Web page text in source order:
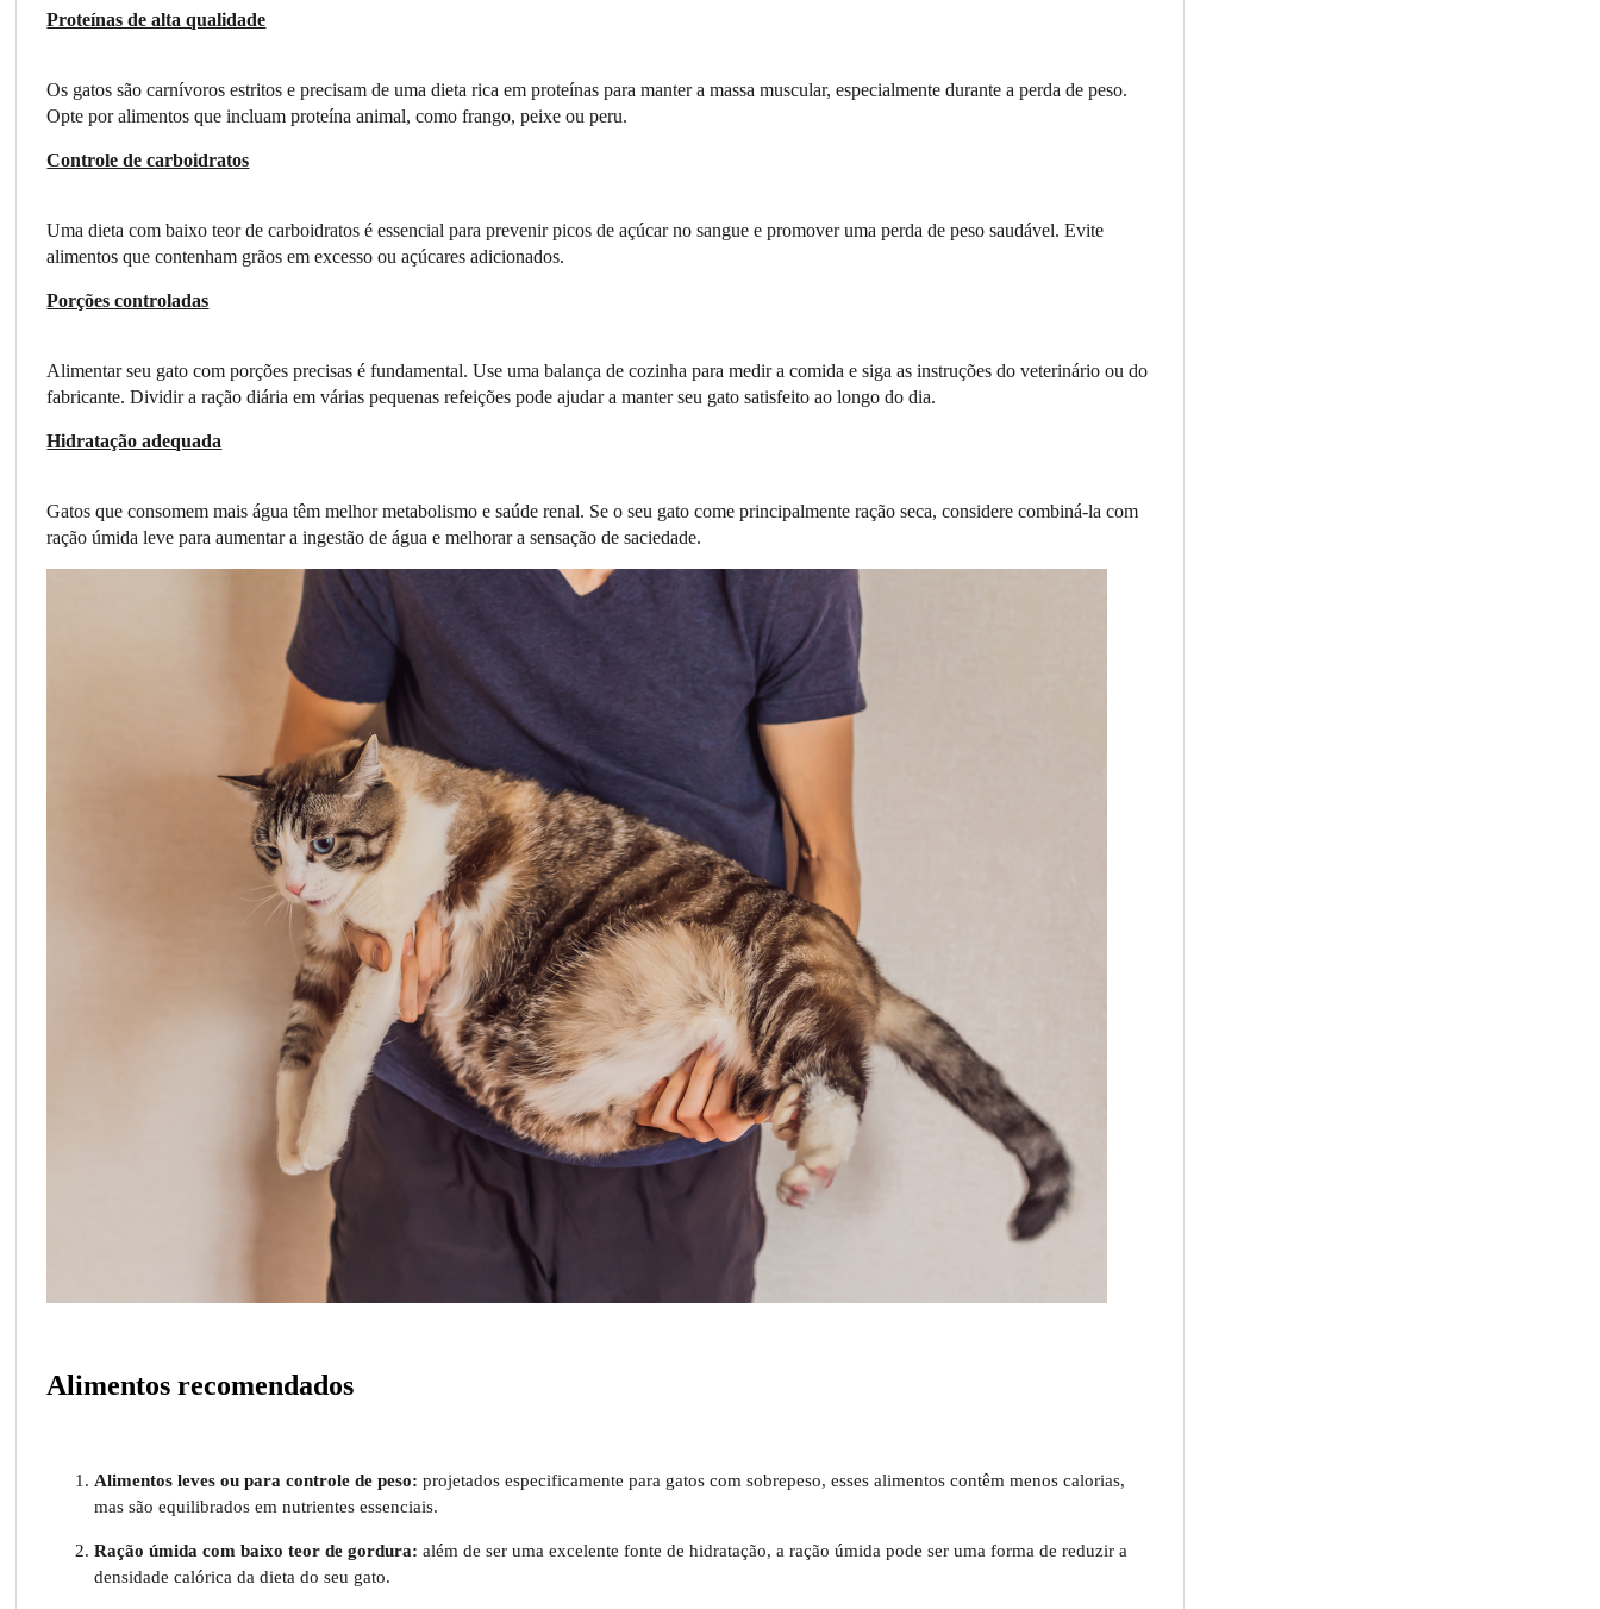
Proteínas de alta qualidade
Os gatos são carnívoros estritos e precisam de uma dieta rica em proteínas para manter a massa muscular, especialmente durante a perda de peso.
Opte por alimentos que incluam proteína animal, como frango, peixe ou peru.
Controle de carboidratos
Uma dieta com baixo teor de carboidratos é essencial para prevenir picos de açúcar no sangue e promover uma perda de peso saudável. Evite
alimentos que contenham grãos em excesso ou açúcares adicionados.
Porções controladas
Alimentar seu gato com porções precisas é fundamental. Use uma balança de cozinha para medir a comida e siga as instruções do veterinário ou do
fabricante. Dividir a ração diária em várias pequenas refeições pode ajudar a manter seu gato satisfeito ao longo do dia.
Hidratação adequada
Gatos que consomem mais água têm melhor metabolismo e saúde renal. Se o seu gato come principalmente ração seca, considere combiná-la com
ração úmida leve para aumentar a ingestão de água e melhorar a sensação de saciedade.
Alimentos recomendados
Alimentos leves ou para controle de peso: projetados especificamente para gatos com sobrepeso, esses alimentos contêm menos calorias,
mas são equilibrados em nutrientes essenciais.
Ração úmida com baixo teor de gordura: além de ser uma excelente fonte de hidratação, a ração úmida pode ser uma forma de reduzir a
densidade calórica da dieta do seu gato.